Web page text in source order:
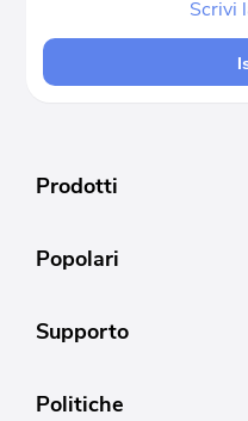
Prodotti
Popolari
Supporto
Politiche